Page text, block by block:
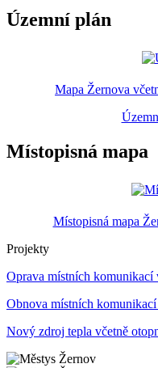
Územní plán
Mapa Žernova
Místopisná mapa
Místopisná mapa
Projekty
Oprava místních komunikací
Obnova místních
Nový zdroj tepla včetně